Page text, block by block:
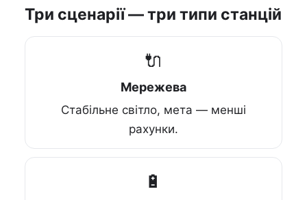
Три сценарії — три типи станцій
🔌
Мережева
Стабільне світло, мета — менші
рахунки.
🔋